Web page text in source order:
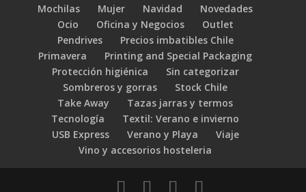
Mochilas
Mujer Navidad
Novedades
Ocio
Oficina y Negocios
Outlet
Pendrives
Precios imbatibles Chile
Primavera
Printing and Special Packaging
Protección higiénica
Sin categorizar
Sombreros y gorras
Stock Chile
Take Away
Tazas jarras y termos
Tecnología
Textil: Verano e invierno
USB Express
Verano y Playa
Viaje
Vino y accesorios hosteleria